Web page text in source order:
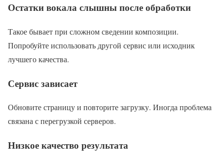
Остатки вокала слышны после обработки
Такое бывает при сложном сведении композиции.
Попробуйте использовать другой сервис или исходник
лучшего качества.
Сервис зависает
Обновите страницу и повторите загрузку. Иногда проблема
связана с перегрузкой серверов.
Низкое качество результата